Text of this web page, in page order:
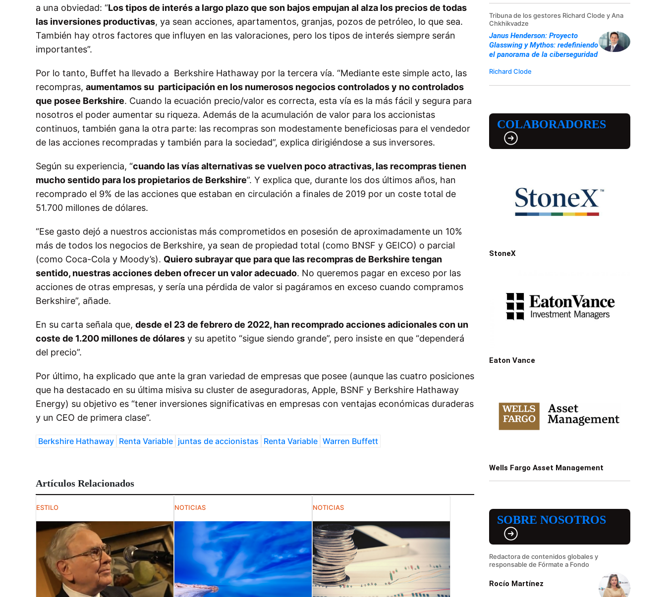
a una obviedad: “Los tipos de interés a largo plazo que son bajos empujan al alza los precios de todas
las inversiones productivas, ya sean acciones, apartamentos, granjas, pozos de petróleo, lo que sea.
También hay otros factores que influyen en las valoraciones, pero los tipos de interés siempre serán
importantes”.
Por lo tanto, Buffet ha llevado a Berkshire Hathaway por la tercera vía. “Mediante este simple acto, las
recompras, aumentamos su participación en los numerosos negocios controlados y no controlados
que posee Berkshire. Cuando la ecuación precio/valor es correcta, esta vía es la más fácil y segura para
nosotros el poder aumentar su riqueza. Además de la acumulación de valor para los accionistas
continuos, también gana la otra parte: las recompras son modestamente beneficiosas para el vendedor
de las acciones recompradas y también para la sociedad”, explica dirigiéndose a sus inversores.
Según su experiencia, “cuando las vías alternativas se vuelven poco atractivas, las recompras tienen
mucho sentido para los propietarios de Berkshire”. Y explica que, durante los dos últimos años, han
recomprado el 9% de las acciones que estaban en circulación a finales de 2019 por un coste total de
51.700 millones de dólares.
“Ese gasto dejó a nuestros accionistas más comprometidos en posesión de aproximadamente un 10%
más de todos los negocios de Berkshire, ya sean de propiedad total (como BNSF y GEICO) o parcial
(como Coca-Cola y Moody’s). Quiero subrayar que para que las recompras de Berkshire tengan
sentido, nuestras acciones deben ofrecer un valor adecuado. No queremos pagar en exceso por las
acciones de otras empresas, y sería una pérdida de valor si pagáramos en exceso cuando compramos
Berkshire”, añade.
En su carta señala que, desde el 23 de febrero de 2022, han recomprado acciones adicionales con un
coste de 1.200 millones de dólares y su apetito “sigue siendo grande”, pero insiste en que “dependerá
del precio”.
Por último, ha explicado que ante la gran variedad de empresas que posee (aunque las cuatro posiciones
que ha destacado en su última misiva su cluster de aseguradoras, Apple, BSNF y Berkshire Hathaway
Energy) su objetivo es “tener inversiones significativas en empresas con ventajas económicas duraderas
y un CEO de primera clase”.
Berkshire Hathaway Renta Variable juntas de accionistas Renta Variable Warren Buffett
Artículos Relacionados
ESTILO NOTICIAS NOTICIAS
Tribuna de los gestores Richard Clode y Ana
Chkhikvadze
Janus Henderson: Proyecto
Glasswing y Mythos: redefiniendo
el panorama de la ciberseguridad
Richard Clode
COLABORADORES
StoneX
Eaton Vance
Wells Fargo Asset Management
SOBRE NOSOTROS
Redactora de contenidos globales y
responsable de Fórmate a Fondo
Rocío Martínez